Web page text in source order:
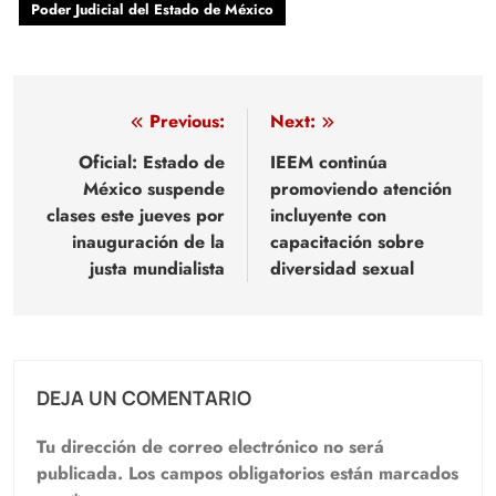
Poder Judicial del Estado de México
Navegación
entradas
Previous:
Oficial: Estado de
México suspende
clases este jueves por
inauguración de la
justa mundialista
Next:
IEEM continúa
promoviendo atención
incluyente con
capacitación sobre
diversidad sexual
DEJA UN COMENTARIO
Tu dirección de correo electrónico no será
publicada. Los campos obligatorios están marcados